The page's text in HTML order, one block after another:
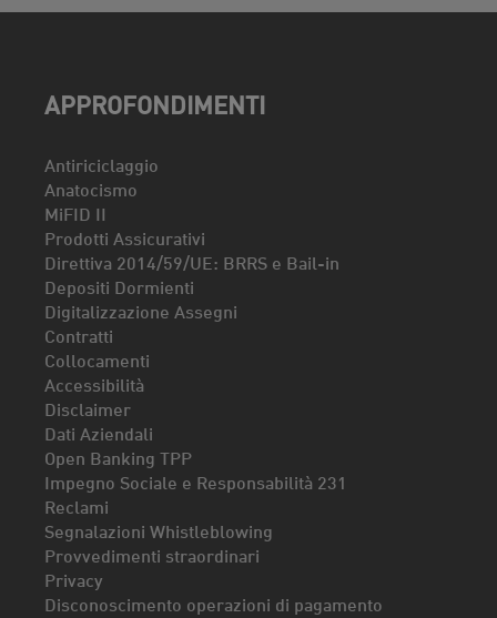
APPROFONDIMENTI
Antiriciclaggio
Anatocismo
MiFID II
Prodotti Assicurativi
Direttiva 2014/59/UE: BRRS e Bail-in
Depositi Dormienti
Digitalizzazione Assegni
Contratti
Collocamenti
Accessibilità
Disclaimer
Dati Aziendali
Open Banking TPP
Impegno Sociale e Responsabilità 231
Reclami
Segnalazioni Whistleblowing
Provvedimenti straordinari
Privacy
Disconoscimento operazioni di pagamento